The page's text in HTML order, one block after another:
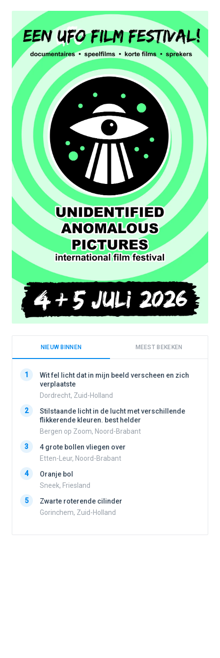
NIEUW BINNEN MEEST BEKEKEN
1
Wit fel licht dat in mijn beeld verscheen en zich
verplaatste
Dordrecht, Zuid-Holland
2
Stilstaande licht in de lucht met verschillende
flikkerende kleuren. best helder
Bergen op Zoom, Noord-Brabant
3
4 grote bollen vliegen over
Etten-Leur, Noord-Brabant
4
Oranje bol
Sneek, Friesland
5
Zwarte roterende cilinder
Gorinchem, Zuid-Holland